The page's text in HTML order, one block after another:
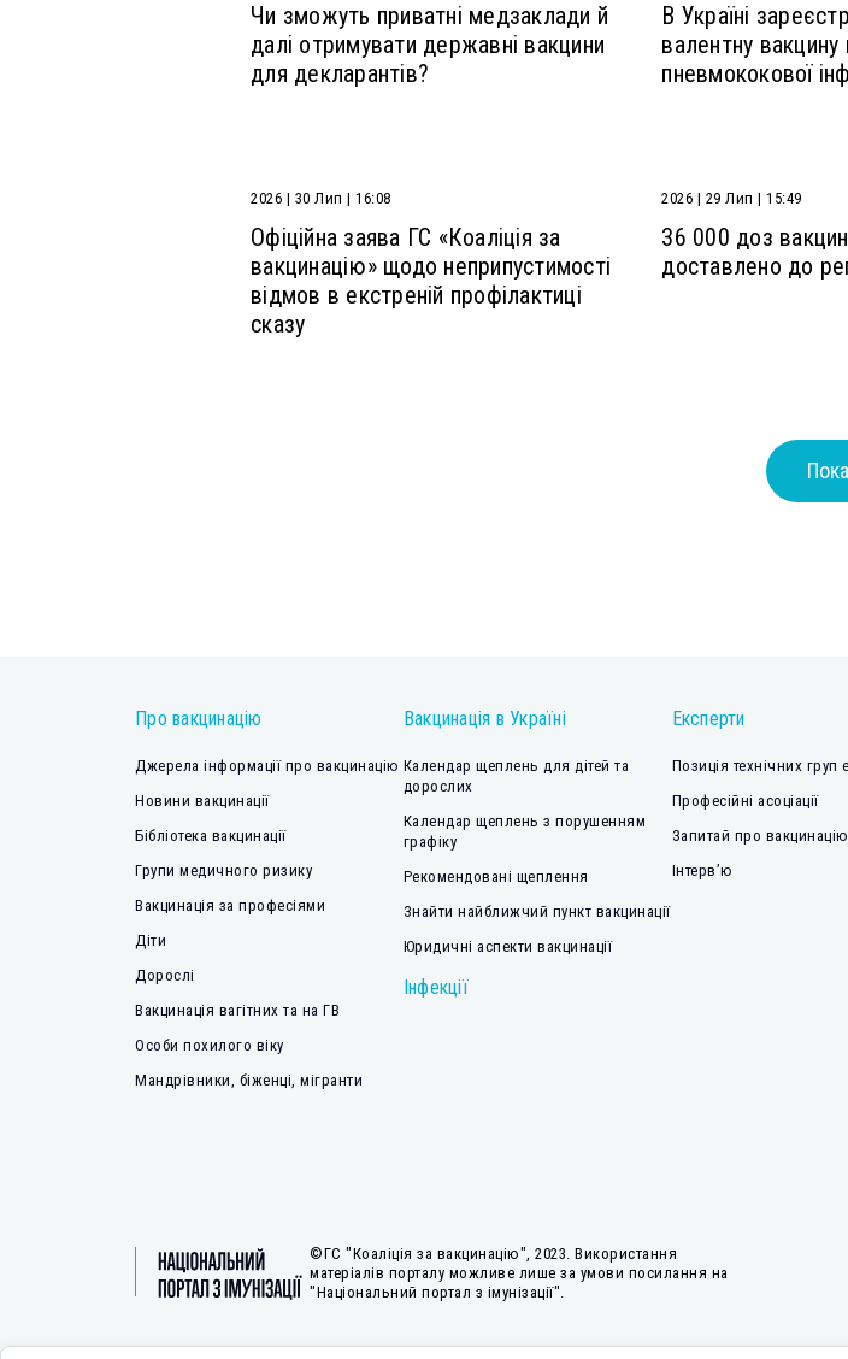
Чи зможуть приватні медзаклади й
далі отримувати державні вакцини
для декларантів?
В Україні
валентну вакцину
пневмококової
2026 | 30 Лип | 16:08
Офіційна заява ГС «Коаліція за
вакцинацію» щодо неприпустимості
відмов в екстреній профілактиці
сказу
2026 | 29 Лип | 15:49
36 000 доз
доставлено до
Про вакцинацію
Джерела інформації про вакцинацію
Новини вакцинації
Бібліотека вакцинації
Групи медичного ризику
Вакцинація за професіями
Діти
Дорослі
Вакцинація вагітних та на ГВ
Особи похилого віку
Мандрівники, біженці, мігранти
Вакцинація в Україні
Календар щеплень для дітей та
дорослих
Календар щеплень з порушенням
графіку
Рекомендовані щеплення
Знайти найближчий пункт вакцинації
Юридичні аспекти вакцинації
Інфекції
Експерти
Позиція технічних груп
Професійні асоціації
Запитай про
Інтерв’ю
©ГС "Коаліція за вакцинацію", 2023. Використання
матеріалів порталу можливе лише за умови посилання на
"Національний портал з імунізації".